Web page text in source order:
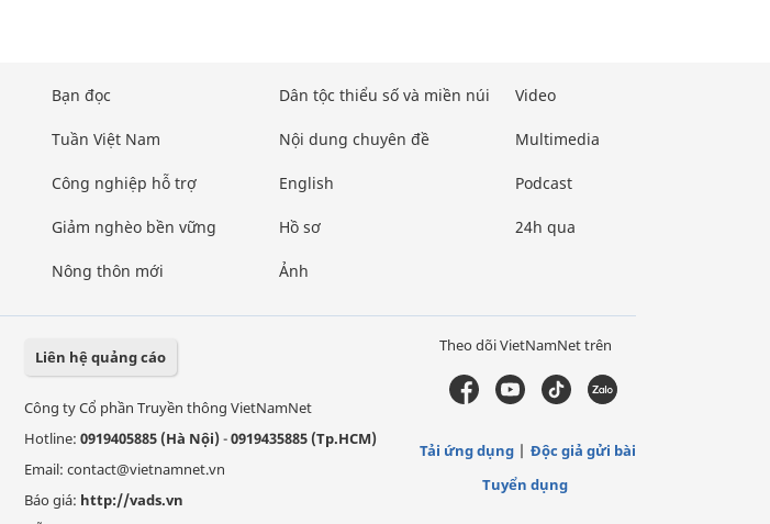
Bạn đọc
Tuần Việt Nam
Công nghiệp hỗ trợ
Giảm nghèo bền vững
Nông thôn mới
Dân tộc thiểu số và miền núi
Nội dung chuyên đề
English
Hồ sơ
Ảnh
Video
Multimedia
Podcast
24h qua
Liên hệ quảng cáo
Công ty Cổ phần Truyền thông VietNamNet
Hotline: 0919405885 (Hà Nội)-0919435885 (Tp.HCM)
Email: contact@vietnamnet.vn
Báo giá: http://vads.vn
Theo dõi VietNamNet trên
Tải ứng dụng
Độc giả gửi bài
Tuyển dụng